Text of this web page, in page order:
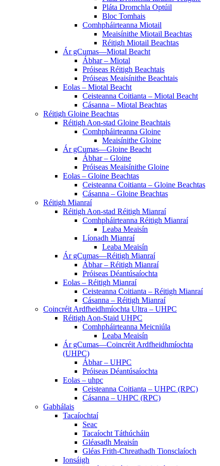
Pláta Dromchla Optúil
Bloc Tomhais
Comhpháirteanna Miotail
Meaisínithe Miotail Beachtas
Réitigh Miotail Beachtas
Ár gCumas—Miotal Beacht
Ábhar – Miotal
Próiseas Réitigh Beachtais
Próiseas Meaisínithe Beachtais
Eolas – Miotal Beacht
Ceisteanna Coitianta – Miotal Beacht
Cásanna – Miotal Beachtas
Réitigh Gloine Beachtas
Réitigh Aon-stad Gloine Beachtais
Comhpháirteanna Gloine
Meaisínithe Gloine
Ár gCumas—Gloine Beacht
Ábhar – Gloine
Próiseas Meaisínithe Gloine
Eolas – Gloine Beachtas
Ceisteanna Coitianta – Gloine Beachtas
Cásanna – Gloine Beachtas
Réitigh Mianraí
Réitigh Aon-stad Réitigh Mianraí
Comhpháirteanna Réitigh Mianraí
Leaba Meaisín
Líonadh Mianraí
Leaba Meaisín
Ár gCumas—Réitigh Mianraí
Ábhar – Réitigh Mianraí
Próiseas Déantúsaíochta
Eolas – Réitigh Mianraí
Ceisteanna Coitianta – Réitigh Mianraí
Cásanna – Réitigh Mianraí
Coincréit Ardfheidhmíochta Ultra – UHPC
Réitigh Aon-Staid UHPC
Comhpháirteanna Meicniúla
Leaba Meaisín
Ár gCumas—Coincréit Ardfheidhmíochta
(UHPC)
Ábhar – UHPC
Próiseas Déantúsaíochta
Eolas – uhpc
Ceisteanna Coitianta – UHPC (RPC)
Cásanna – UHPC (RPC)
Gabhálais
Tacaíochtaí
Seac
Tacaíocht Táthúcháin
Gléasadh Meaisín
Gléas Frith-Chreathadh Tionsclaíoch
Ionsáigh